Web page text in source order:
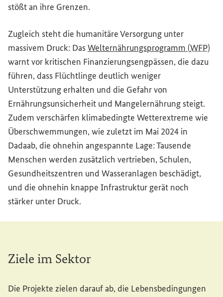
stößt an ihre Grenzen.
Zugleich steht die humanitäre Versorgung unter
massivem Druck: DasWelternährungsprogramm (Externer
(WFP)
warnt vor kritischen Finanzierungsengpässen, die dazu
führen, dass Flüchtlinge deutlich weniger
Unterstützung erhalten und die Gefahr von
Ernährungsunsicherheit und Mangelernährung steigt.
Zudem verschärfen klimabedingte Wetterextreme wie
Überschwemmungen, wie zuletzt im Mai 2024 in
Dadaab, die ohnehin angespannte Lage: Tausende
Menschen werden zusätzlich vertrieben, Schulen,
Gesundheitszentren und Wasseranlagen beschädigt,
und die ohnehin knappe Infrastruktur gerät noch
stärker unter Druck.
Ziele im Sektor
Die Projekte zielen darauf ab, die Lebensbedingungen